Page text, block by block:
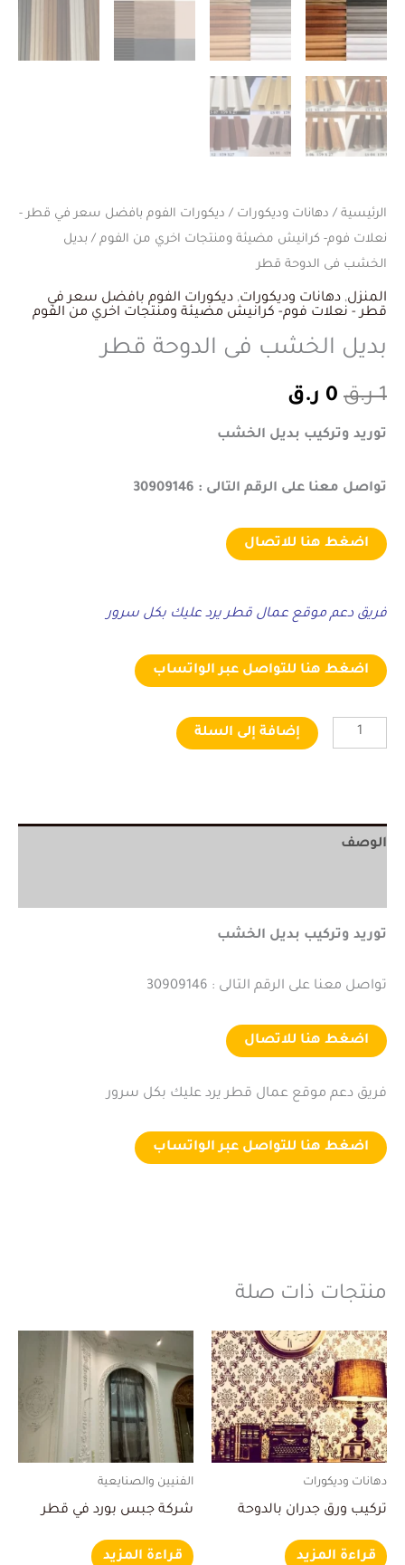
الرئيسية / دهانات وديكورات / ديكورات الفوم بافضل سعر في قطر -
نعلات فوم- كرانيش مضيئة ومنتجات اخري من الفوم / بديل
الخشب فى الدوحة قطر
المنزل, دهانات وديكورات, ديكورات الفوم بافضل سعر في
قطر - نعلات فوم- كرانيش مضيئة ومنتجات اخري من الفوم
بديل الخشب فى الدوحة قطر
1 ر.ق 0 ر.ق
توريد وتركيب بديل الخشب
تواصل معنا على الرقم التالى : 30909146
اضغط هنا للاتصال
فريق دعم موقع عمال قطر يرد عليك بكل سرور
اضغط هنا للتواصل عبر الواتساب
إضافة إلى السلة
الوصف
توريد وتركيب بديل الخشب
تواصل معنا على الرقم التالى : 30909146
اضغط هنا للاتصال
فريق دعم موقع عمال قطر يرد عليك بكل سرور
اضغط هنا للتواصل عبر الواتساب
منتجات ذات صلة
دهانات وديكورات
تركيب ورق جدران بالدوحة
قراءة المزيد
الفنيين والصنايعية
شركة جبس بورد في قطر
قراءة المزيد